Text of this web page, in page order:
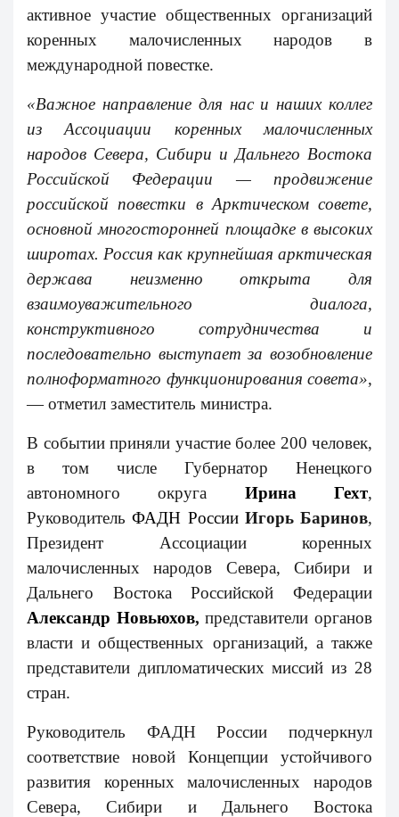
активное участие общественных организаций
коренных малочисленных народов в
международной повестке.
«Важное направление для нас и наших коллег
из Ассоциации коренных малочисленных
народов Севера, Сибири и Дальнего Востока
Российской Федерации — продвижение
российской повестки в Арктическом совете,
основной многосторонней площадке в высоких
широтах. Россия как крупнейшая арктическая
держава неизменно открыта для
взаимоуважительного диалога,
конструктивного сотрудничества и
последовательно выступает за возобновление
полноформатного функционирования совета»,
— отметил заместитель министра.
В событии приняли участие более 200 человек,
в том числе Губернатор Ненецкого
автономного округа Ирина Гехт,
РуководительФАДН России Игорь Баринов,
Президент Ассоциации коренных
малочисленных народов Севера, Сибири и
Дальнего Востока Российской Федерации
Александр Новьюхов, представители органов
власти и общественных организаций, а также
представители дипломатических миссий из 28
стран.
Руководитель ФАДН России подчеркнул
соответствие новой Концепции устойчивого
развития коренных малочисленных народов
Севера, Сибири и Дальнего Востока